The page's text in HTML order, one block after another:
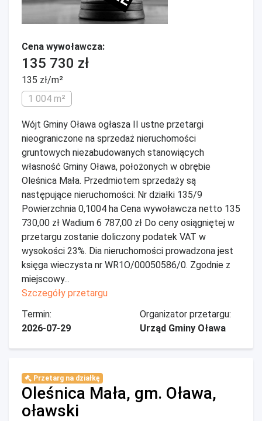
Cena wywoławcza:
135 730 zł
135 zł/m²
1 004 m²
Wójt Gminy Oława ogłasza II ustne przetargi
nieograniczone na sprzedaż nieruchomości
gruntowych niezabudowanych stanowiących
własność Gminy Oława, położonych w obrębie
Oleśnica Mała. Przedmiotem sprzedaży są
następujące nieruchomości: Nr działki 135/9
Powierzchnia 0,1004 ha Cena wywoławcza netto 135
730,00 zł Wadium 6 787,00 zł Do ceny osiągniętej w
przetargu zostanie doliczony podatek VAT w
wysokości 23%. Dia nieruchomości prowadzona jest
księga wieczysta nr WR1O/00050586/0. Zgodnie z
miejscowy...
Szczegóły przetargu
Termin:
2026-07-29
Organizator przetargu:
Urząd Gminy Oława
Przetarg na działkę
Oleśnica Mała, gm. Oława,
oławski